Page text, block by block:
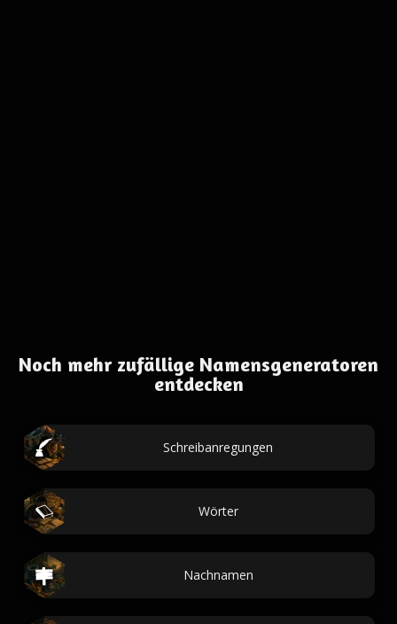
Noch mehr zufällige Namensgeneratoren
entdecken
Schreibanregungen
Wörter
Nachnamen